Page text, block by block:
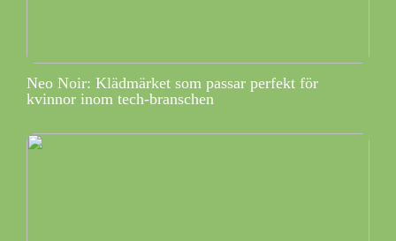
Neo Noir: Klädmärket som passar perfekt för
kvinnor inom tech-branschen